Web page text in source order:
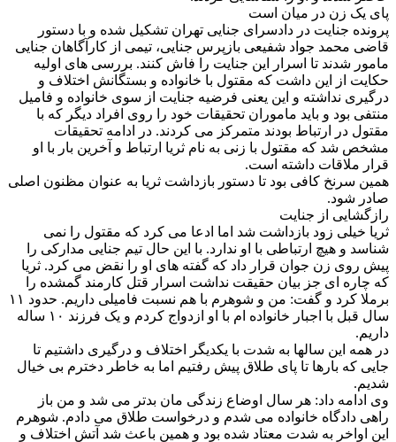
پای یک زن در میان است
پرونده جنایت در دادسرای جنایی تهران تشکیل شده و با دستور
قاضی محمد جواد شفیعی بازپرس جنایی، تیمی از کارآگاهان جنایی
مامور شدند تا اسرار این جنایت را فاش کنند. بررسی های اولیه
حکایت از این داشت که مقتول با خانواده و بستگانش اختلاف و
درگیری نداشته و این یعنی فرضیه جنایت از سوی خانواده و فامیل
منتفی بود و باید ماموران تحقیقات خود را روی افراد دیگر که با
مقتول در ارتباط بودند متمرکز می کردند. در ادامه تحقیقات
مشخص شد که مقتول با زنی به نام ثریا ارتباط و آخرین بار با او
قرار ملاقات داشته است.
همین سرنخ کافی بود تا دستور بازداشت ثریا به عنوان مظنون اصلی
صادر شود.
رازگشایی از جنایت
ثریا خیلی زود بازداشت شد اما ادعا می کرد که مقتول را نمی
شناسد و هیچ ارتباطی با او ندارد. با این حال تیم جنایی مدارکی را
پیش روی زن جوان قرار داد که گفته های او را نقض می کرد. ثریا
که چاره ای جز بیان حقیقت نداشت اسرار قتل کارمند گمشده را
برملا کرد و گفت: من و شوهرم با هم نسبت فامیلی داریم. حدود ١١
سال قبل با اجبار خانواده ام با او ازدواج کردم و یک فرزند ۱۰ ساله
داریم.
در همه این سالها به شدت با یکدیگر اختلاف و درگیری داشتیم تا
جایی که بارها تا پای طلاق پیش رفتیم اما به خاطر دخترم بی خیال
شدیم.
وی ادامه داد: هر سال اوضاع زندگی مان بدتر می شد و من باز
راهی دادگاه خانواده می شدم و درخواست طلاق می دادم. شوهرم
این اواخر به شدت معتاد شده بود و همین باعث شد آتش اختلاف و